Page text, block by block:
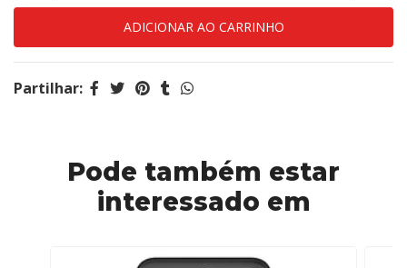
Partilhar:
Pode também estar
interessado em